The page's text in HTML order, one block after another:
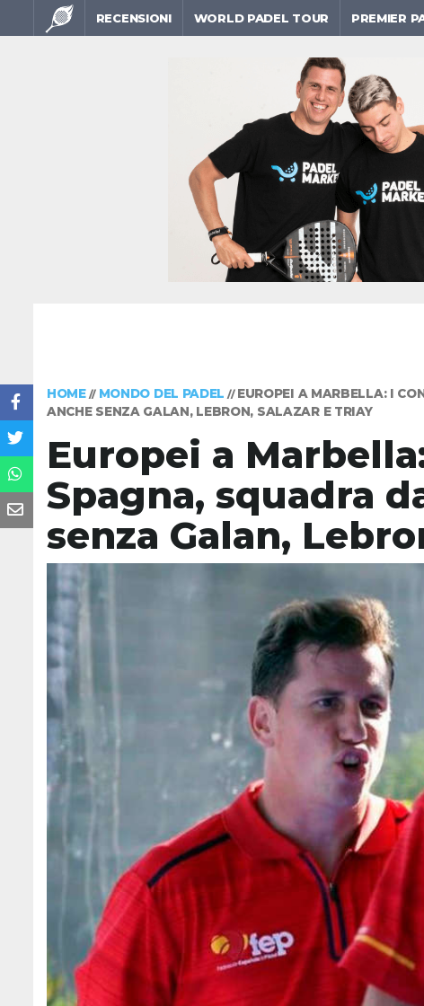
RECENSIONI WORLD PADEL TOUR PREMIER
HOME// MONDO DEL PADEL // EUROPEI A MARBELLA: I
ANCHE SENZA GALAN, LEBRON, SALAZAR E TRIAY
Europei a
Spagna, squadra
senza Galan,